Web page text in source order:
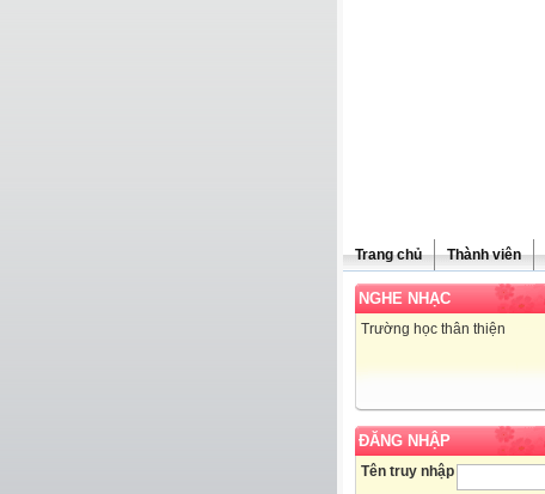
Trang chủ Thành viên
NGHE NHẠC
Trường học thân thiện
ĐĂNG NHẬP
Tên truy nhập